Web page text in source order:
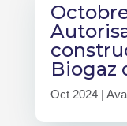
Biogaz
Oct 2024|